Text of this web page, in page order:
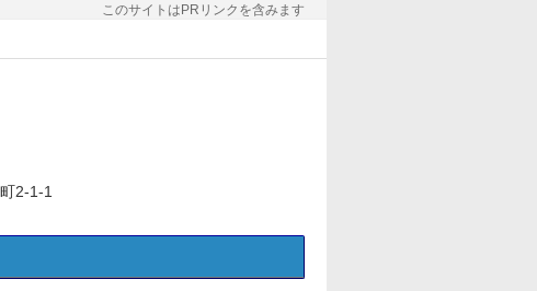
このサイトはPRリンクを含みます
2-1-1